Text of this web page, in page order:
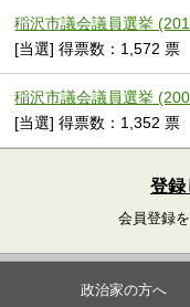
稲沢市議会議員選挙
[当選] 得票数：1,572 票
稲沢市議会議員選挙
[当選] 得票数：1,352 票
登録
会員登録
政治家の方へ